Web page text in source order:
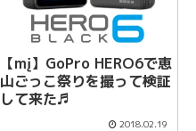
【mį】GoPro HERO6で恵
山ごっこ祭りを撮って検証
して来た♬
2018.02.19